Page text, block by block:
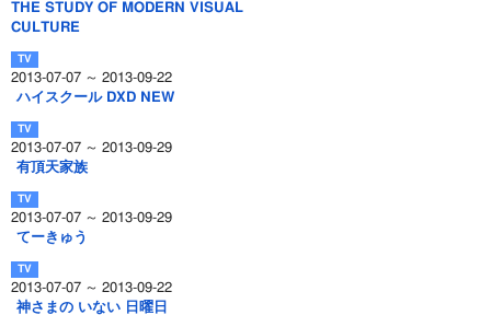
THE STUDY OF MODERN VISUAL
CULTURE
2013-07-07 ～ 2013-09-22
ハイスクール DXD NEW
2013-07-07 ～ 2013-09-29
有頂天家族
2013-07-07 ～ 2013-09-29
てーきゅう
2013-07-07 ～ 2013-09-22
神さまの いない 日曜日